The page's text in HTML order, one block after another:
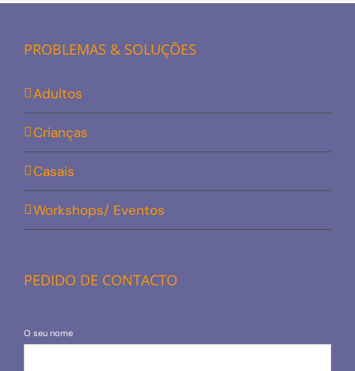
PROBLEMAS & SOLUÇÕES
Adultos
Crianças
Casais
Workshops/ Eventos
PEDIDO DE CONTACTO
O seu nome